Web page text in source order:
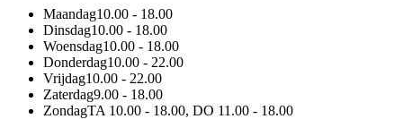
Maandag10.00 - 18.00
Dinsdag10.00 - 18.00
Woensdag10.00 - 18.00
Donderdag10.00 - 22.00
Vrijdag10.00 - 22.00
Zaterdag9.00 - 18.00
ZondagTA 10.00 - 18.00, DO 11.00 - 18.00